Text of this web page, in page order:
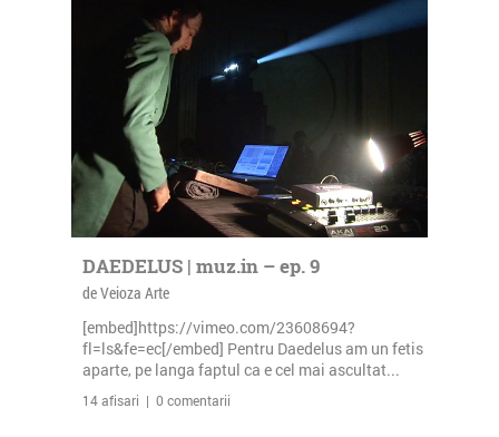
DAEDELUS | muz.in – ep. 9
de Veioza Arte
[embed]https://vimeo.com/23608694?
fl=ls&fe=ec[/embed] Pentru Daedelus am un fetis
aparte, pe langa faptul ca e cel mai ascultat...
14 afisari | 0 comentarii